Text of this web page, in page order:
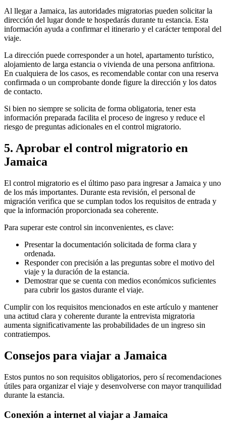
Al llegar a Jamaica, las autoridades migratorias pueden solicitar la
dirección del lugar donde te hospedarás durante tu estancia. Esta
información ayuda a confirmar el itinerario y el carácter temporal del
viaje.
La dirección puede corresponder a un hotel, apartamento turístico,
alojamiento de larga estancia o vivienda de una persona anfitriona.
En cualquiera de los casos, es recomendable contar con una reserva
confirmada o un comprobante donde figure la dirección y los datos
de contacto.
Si bien no siempre se solicita de forma obligatoria, tener esta
información preparada facilita el proceso de ingreso y reduce el
riesgo de preguntas adicionales en el control migratorio.
5. Aprobar el control migratorio en
Jamaica
El control migratorio es el último paso para ingresar a Jamaica y uno
de los más importantes. Durante esta revisión, el personal de
migración verifica que se cumplan todos los requisitos de entrada y
que la información proporcionada sea coherente.
Para superar este control sin inconvenientes, es clave:
Presentar la documentación solicitada de forma clara y
ordenada.
Responder con precisión a las preguntas sobre el motivo del
viaje y la duración de la estancia.
Demostrar que se cuenta con medios económicos suficientes
para cubrir los gastos durante el viaje.
Cumplir con los requisitos mencionados en este artículo y mantener
una actitud clara y coherente durante la entrevista migratoria
aumenta significativamente las probabilidades de un ingreso sin
contratiempos.
Consejos para viajar a Jamaica
Estos puntos no son requisitos obligatorios, pero sí recomendaciones
útiles para organizar el viaje y desenvolverse con mayor tranquilidad
durante la estancia.
Conexión a internet al viajar a Jamaica